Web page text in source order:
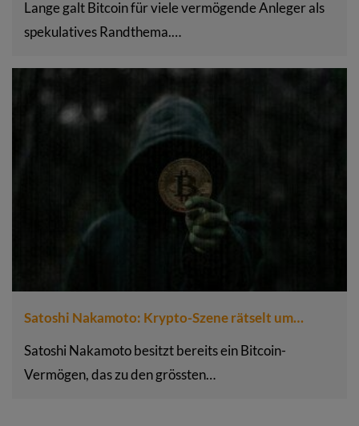
Lange galt Bitcoin für viele vermögende Anleger als
spekulatives Randthema.…
Satoshi Nakamoto: Krypto-Szene rätselt um…
Satoshi Nakamoto besitzt bereits ein Bitcoin-
Vermögen, das zu den grössten…